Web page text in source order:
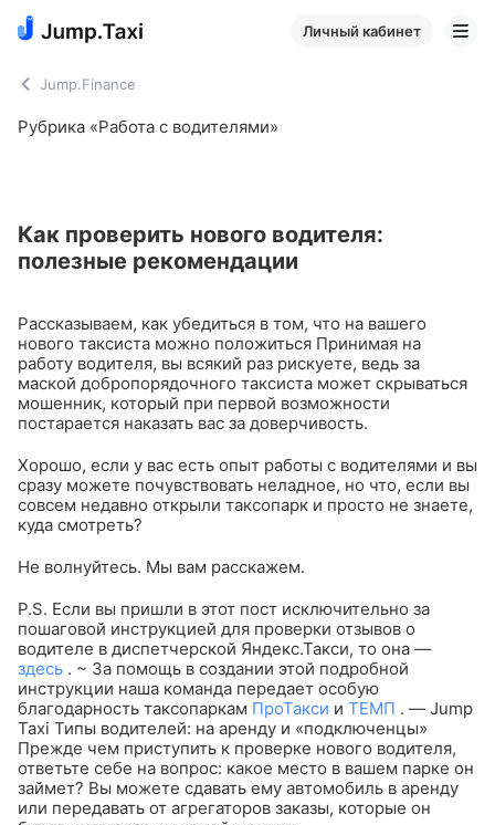
Личный кабинет
Jump.Finance
Рубрика «Работа с водителями»
Как проверить нового водителя:
полезные рекомендации
Рассказываем, как убедиться в том, что на вашего
нового таксиста можно положиться Принимая на
работу водителя, вы всякий раз рискуете, ведь за
маской добропорядочного таксиста может скрываться
мошенник, который при первой возможности
постарается наказать вас за доверчивость.
Хорошо, если у вас есть опыт работы с водителями и вы
сразу можете почувствовать неладное, но что, если вы
совсем недавно открыли таксопарк и просто не знаете,
куда смотреть?
Не волнуйтесь. Мы вам расскажем.
P.S. Если вы пришли в этот пост исключительно за
пошаговой инструкцией для проверки отзывов о
водителе в диспетчерской Яндекс.Такси, то она —
здесь . ~ За помощь в создании этой подробной
инструкции наша команда передает особую
благодарность таксопаркам ПроТакси и ТЕМП . — Jump
Taxi Типы водителей: на аренду и «подключенцы»
Прежде чем приступить к проверке нового водителя,
ответьте себе на вопрос: какое место в вашем парке он
займет? Вы можете сдавать ему автомобиль в аренду
или передавать от агрегаторов заказы, которые он